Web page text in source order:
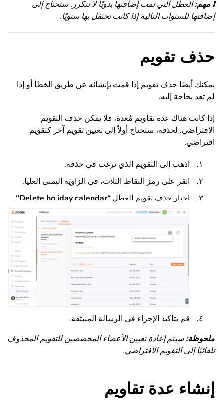
❗ مهم:العطل التي تمت إضافتها يدويًا لا تتكرر. ستحتاج إلى
إضافتها للسنوات التالية إذا كانت تحتفل بها سنويًا.
حذف تقويم
يمكنك أيضًا حذف تقويم إذا قمت بإنشائه عن طريق الخطأ أو إذا
لم تعد بحاجة إليه.
إذا كانت هناك عدة تقاويم مُعدة، فلا يمكن حذف التقويم
الافتراضي. لحذفه، ستحتاج أولاً إلى تعيين تقويم آخر كتقويم
افتراضي.
اذهب إلى التقويم الذي ترغب في حذفه.
انقر على رمز النقاط الثلاث، في الزاوية اليمنى العليا.
اختار حذف تقويم العطل “
Delete holiday calendar
“
.
قم بتأكيد الإجراء في الرسالة المنبثقة.
ملحوظة:سيتم إعادة تعيين الأعضاء المخصصين للتقويم المحذوف
تلقائيًا إلى التقويم الافتراضي.
إنشاء عدة تقاويم